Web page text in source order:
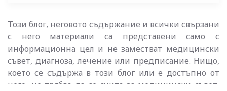
Този блог, неговото съдържание и всички свързани
с него материали са представени само с
информационна цел и не заместват медицински
съвет, диагноза, лечение или предписание. Нищо,
което се съдържа в този блог или е достъпно от
него, не трябва да се счита за медицински съвет,